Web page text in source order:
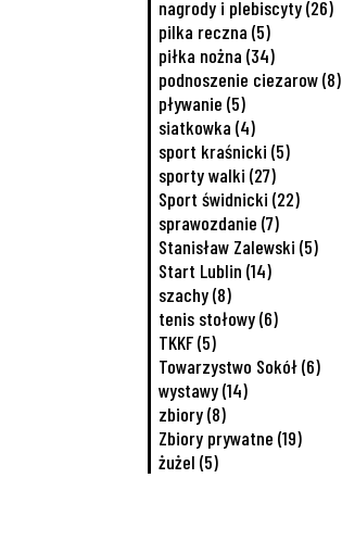
nagrody i plebiscyty(26)
pilka reczna (5)
piłka nożna (34)
podnoszenie ciezarow(8)
pływanie (5)
siatkowka (4)
sport kraśnicki (5)
sporty walki (27)
Sport świdnicki (22)
sprawozdanie (7)
Stanisław Zalewski (5)
Start Lublin (14)
szachy(8)
tenis stołowy(6)
TKKF(5)
Towarzystwo Sokół(6)
wystawy(14)
zbiory(8)
Zbiory prywatne (19)
żużel (5)